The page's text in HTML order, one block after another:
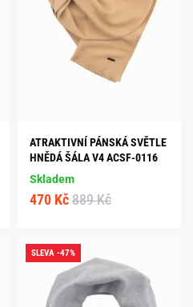
ATRAKTIVNÍ PÁNSKÁ SVĚTLE
HNĚDÁ ŠÁLA V4 ACSF-0116
Skladem
470 Kč 889 Kč
SLEVA -47%